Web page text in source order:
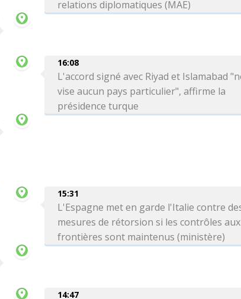
relations diplomatiques (MAE)
16:08
L'accord signé avec Riyad et Islamabad
vise aucun pays particulier", affirme la
présidence turque
15:31
L'Espagne met en garde l'Italie contre
mesures de rétorsion si les contrôles aux
frontières sont maintenus (ministère)
14:47